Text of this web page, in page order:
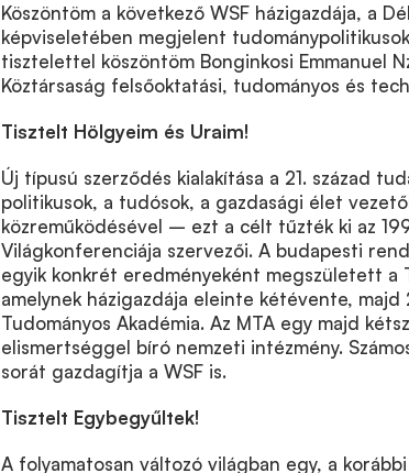
Köszöntöm a következő WSF házigazdája, a
képviseletében megjelent
tisztelettel köszöntöm Bonginkosi Emmanuel
Köztársaság felsőoktatási, tudományos és
Tisztelt Hölgyeim és Uraim!
Új típusú szerződés kialakítása a 21. század
politikusok, a tudósok, a gazdasági élet
közreműködésével – ezt a célt tűzték ki az
Világkonferenciája szervezői. A budapesti
egyik konkrét eredményeként megszületett a
amelynek házigazdája eleinte kétévente, majd
Tudományos Akadémia. Az MTA egy majd
elismertséggel bíró nemzeti intézmény.
sorát gazdagítja a WSF is.
Tisztelt Egybegyűltek!
A folyamatosan változó világban egy, a